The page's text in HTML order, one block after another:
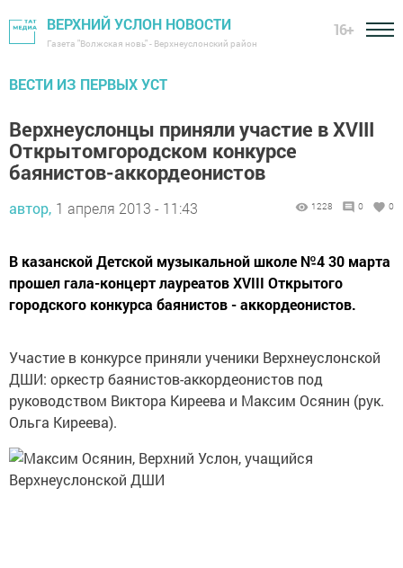
ВЕРХНИЙ УСЛОН НОВОСТИ
Газета "Волжская новь" - Верхнеуслонский район
16+
ВЕСТИ ИЗ ПЕРВЫХ УСТ
Верхнеуслонцы приняли участие в XVIII
Открытомгородском конкурсе
баянистов-аккордеонистов
автор, 1 апреля 2013 - 11:43 1228 0 0
В казанской Детской музыкальной школе №4 30 марта
прошел гала-концерт лауреатов XVIII Открытого
городского конкурса баянистов - аккордеонистов.
Участие в конкурсе приняли ученики Верхнеуслонской
ДШИ: оркестр баянистов-аккордеонистов под
руководством Виктора Киреева и Максим Осянин (рук.
Ольга Киреева).